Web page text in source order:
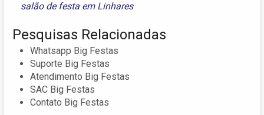
salão de festa em Linhares
Pesquisas Relacionadas
Whatsapp Big Festas
Suporte Big Festas
Atendimento Big Festas
SAC Big Festas
Contato Big Festas